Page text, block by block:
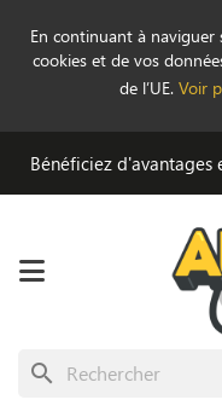
En continuant à naviguer
cookies et de vos
de l’UE. Voir
Bénéficiez d'avantages
search